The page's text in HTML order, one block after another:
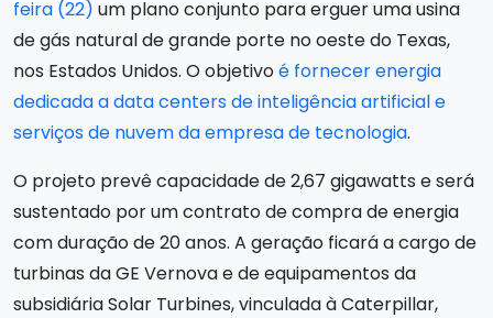
feira (22) um plano conjunto para erguer uma usina
de gás natural de grande porte no oeste do Texas,
nos Estados Unidos. O objetivoé fornecer energia
dedicada a data centers de inteligência artificial e
serviços de nuvem da empresa de tecnologia.
O projeto prevê capacidade de 2,67 gigawatts e será
sustentado por um contrato de compra de energia
com duração de 20 anos. A geração ficará a cargo de
turbinas da GE Vernova e de equipamentos da
subsidiária Solar Turbines, vinculada à Caterpillar,